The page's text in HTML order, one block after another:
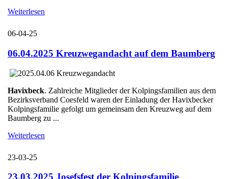
Weiterlesen
06-04-25
06.04.2025 Kreuzwegandacht auf dem Baumberg
Havixbeck. Zahlreiche Mitglieder der Kolpingsfamilien aus dem
Bezirksverband Coesfeld waren der Einladung der Havixbecker
Kolpingsfamilie gefolgt um gemeinsam den Kreuzweg auf dem
Baumberg zu ...
Weiterlesen
23-03-25